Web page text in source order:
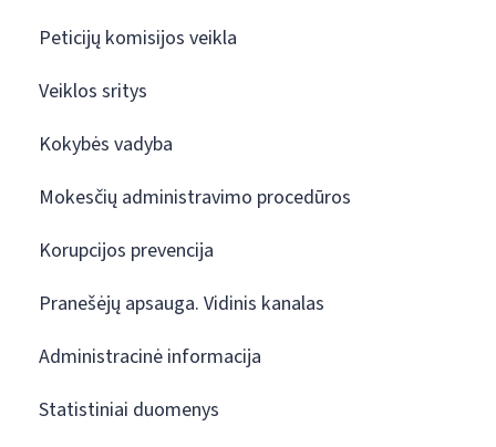
Peticijų komisijos veikla
Veiklos sritys
Kokybės vadyba
Mokesčių administravimo procedūros
Korupcijos prevencija
Pranešėjų apsauga. Vidinis kanalas
Administracinė informacija
Statistiniai duomenys